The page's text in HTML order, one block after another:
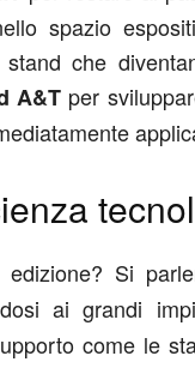
spazio
che
A&T per
Si
ai grandi
come le